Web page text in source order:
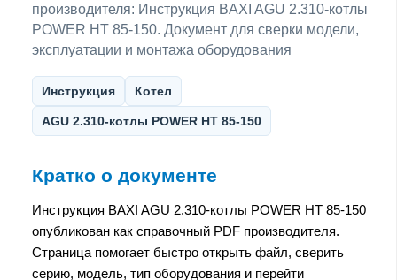
производителя: Инструкция BAXI AGU 2.310-котлы
POWER HT 85-150. Документ для сверки модели,
эксплуатации и монтажа оборудования
Инструкция Котел
AGU 2.310-котлы POWER HT 85-150
Кратко о документе
Инструкция BAXI AGU 2.310-котлы POWER HT 85-150
опубликован как справочный PDF производителя.
Страница помогает быстро открыть файл, сверить
серию, модель, тип оборудования и перейти